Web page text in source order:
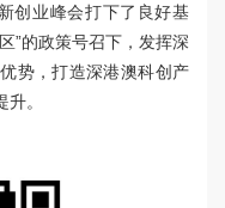
创业峰会打下了良好基
”的政策号召下，发挥深
势，打造深港澳科创产
。